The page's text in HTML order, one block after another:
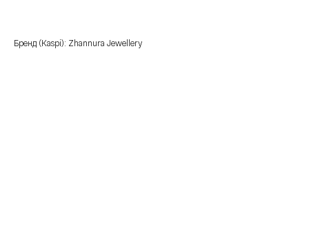
Бренд (Kaspi): Zhannura Jewellery